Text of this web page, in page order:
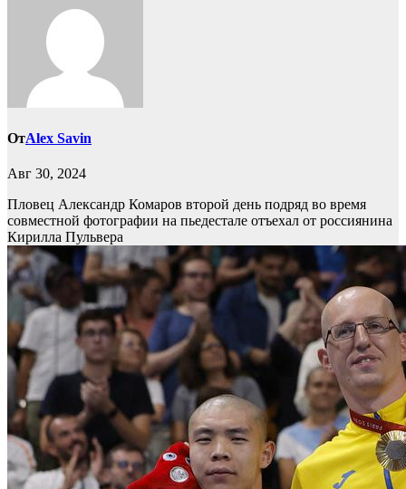
ОтAlex Savin
Авг 30, 2024
Пловец Александр Комаров второй день подряд во время
совместной фотографии на пьедестале отъехал от россиянина
Кирилла Пульвера